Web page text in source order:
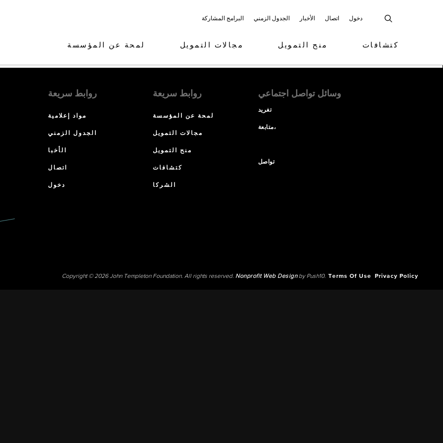
البرامج المشاركة الجدول الزمني الأخبار اتصال دخول
لمحة عن المؤسسة مجالات التمويل منح التمويل كتشافات
روابط سريعة
مواد إعلامية
الجدول الزمني
الأخبا
اتصال
دخول
روابط سريعة
لمحة عن المؤسسة
مجالات التمويل
منح التمويل
كتشافات
الشركا
وسائل تواصل اجتماعي
تغريد
متابعة،
تواصل
Copyright © 2026 John Templeton Foundation. All rights reserved. Nonprofit Web Designby Push10. Terms Of Use Privacy Policy